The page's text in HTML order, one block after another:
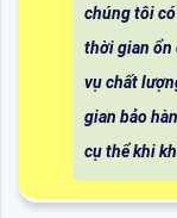
chúng tôi
thời gian ổn
vụ chất
gian bảo
cụ thể khi